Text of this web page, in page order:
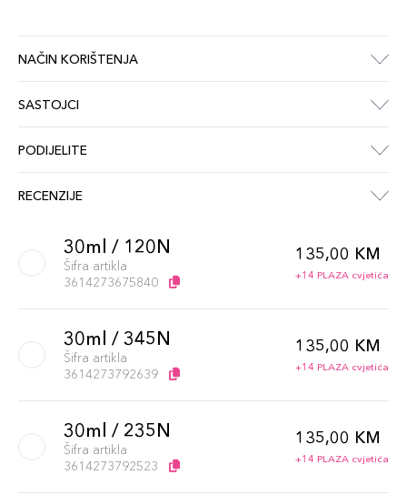
NAČIN KORIŠTENJA
SASTOJCI
PODIJELITE
RECENZIJE
30ml / 120N
Šifra artikla
3614273675840
135,00 KM
+14 PLAZA cvjetića
30ml / 345N
Šifra artikla
3614273792639
135,00 KM
+14 PLAZA cvjetića
30ml / 235N
Šifra artikla
3614273792523
135,00 KM
+14 PLAZA cvjetića